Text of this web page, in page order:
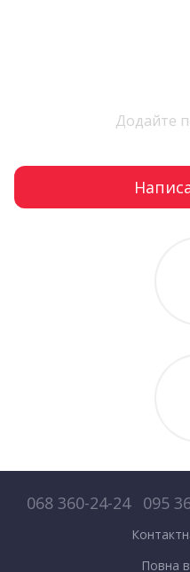
Додайте
068 360-24-24 095
Повна